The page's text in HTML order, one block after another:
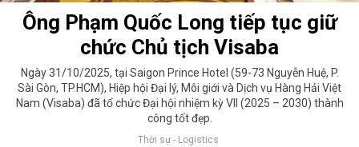
Ông Phạm Quốc Long tiếp tục giữ
chức Chủ tịch Visaba
Ngày 31/10/2025, tại Saigon Prince Hotel (59-73 Nguyễn Huệ, P.
Sài Gòn, TP.HCM), Hiệp hội Đại lý, Môi giới và Dịch vụ Hàng Hải Việt
Nam (Visaba) đã tổ chức Đại hội nhiệm kỳ VII (2025 – 2030) thành
công tốt đẹp.
Thời sự - Logistics